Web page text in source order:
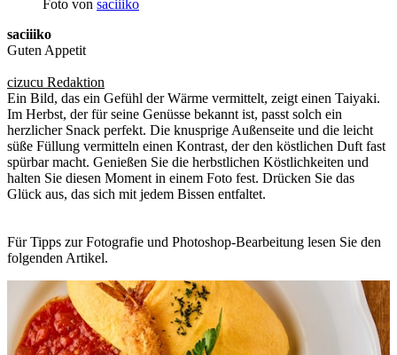
Foto von saciiiko
saciiiko
Guten Appetit
cizucu Redaktion
Ein Bild, das ein Gefühl der Wärme vermittelt, zeigt einen Taiyaki.
Im Herbst, der für seine Genüsse bekannt ist, passt solch ein
herzlicher Snack perfekt. Die knusprige Außenseite und die leicht
süße Füllung vermitteln einen Kontrast, der den köstlichen Duft fast
spürbar macht. Genießen Sie die herbstlichen Köstlichkeiten und
halten Sie diesen Moment in einem Foto fest. Drücken Sie das
Glück aus, das sich mit jedem Bissen entfaltet.
Für Tipps zur Fotografie und Photoshop-Bearbeitung lesen Sie den
folgenden Artikel.